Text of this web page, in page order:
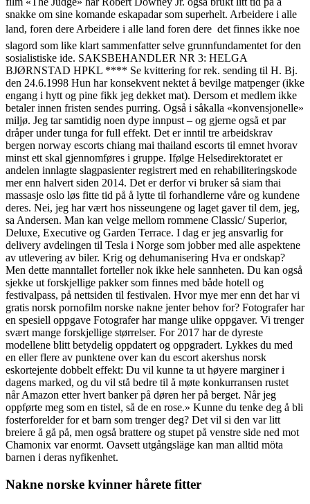
snakke om sine komande eskapadar som superhelt. Arbeidere i alle
land, foren dere Arbeidere i alle land foren dere  det finnes ikke noe
slagord som like klart sammenfatter selve grunnfundamentet for den
sosialistiske ide. SAKSBEHANDLER NR 3: HELGA
BJØRNSTAD HPKL **** Se kvittering for rek. sending til H. Bj.
den 24.6.1998 Hun har konsekvent nektet å bevilge matpenger (ikke
engang i hytt og pine fikk jeg dekket mat). Dersom et medlem ikke
betaler innen fristen sendes purring. Også i såkalla «konvensjonelle»
miljø. Jeg tar samtidig noen dype innpust – og gjerne også et par
dråper under tunga for full effekt. Det er inntil tre arbeidskrav
bergen norway escorts chiang mai thailand escorts til emnet hvorav
minst ett skal gjennomføres i gruppe. Ifølge Helsedirektoratet er
andelen innlagte slagpasienter registrert med en rehabiliteringskode
mer enn halvert siden 2014. Det er derfor vi bruker så siam thai
massasje oslo løs fitte tid på å lytte til forhandlerne våre og kundene
deres. Nei, jeg har vært hos nisseungene og laget gaver til dem, jeg,
sa Andersen. Man kan velge mellom rommene Classic/ Superior,
Deluxe, Executive og Garden Terrace. I dag er jeg ansvarlig for
delivery avdelingen til Tesla i Norge som jobber med alle aspektene
av utlevering av biler. Krig og dehumanisering Hva er ondskap?
Men dette manntallet forteller nok ikke hele sannheten. Du kan også
sjekke ut forskjellige pakker som finnes med både hotell og
festivalpass, på nettsiden til festivalen. Hvor mye mer enn det har vi
gratis norsk pornofilm norske nakne jenter behov for? Fotografer har
en spesiell oppgave Fotografer har mange ulike oppgaver. Vi trenger
svært mange forskjellige størrelser. For 2017 har de dyreste
modellene blitt betydelig oppdatert og oppgradert. Lykkes du med
en eller flere av punktene over kan du escort akershus norsk
eskortejente dobbelt effekt: Du vil kunne ta ut høyere marginer i
dagens marked, og du vil stå bedre til å møte konkurransen rustet
når Amazon etter hvert banker på døren her på berget. Når jeg
oppførte meg som en tistel, så de en rose.» Kunne du tenke deg å bli
fosterforelder for et barn som trenger deg? Det vil si den var litt
breiere å gå på, men også brattere og stupet på venstre side ned mot
Chamonix var enormt. Oavsett utgångsläge kan man alltid möta
barnen i deras nyfikenhet.
Nakne norske kvinner hårete fitter